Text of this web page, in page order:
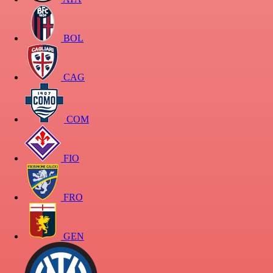
BOL
CAG
COM
FIO
FRO
GEN